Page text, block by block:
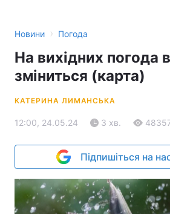
Новини › Погода
На вихідних погода в
зміниться (карта)
КАТЕРИНА ЛИМАНСЬКА
12:00, 24.05.24 3 хв.
Підпишіться на